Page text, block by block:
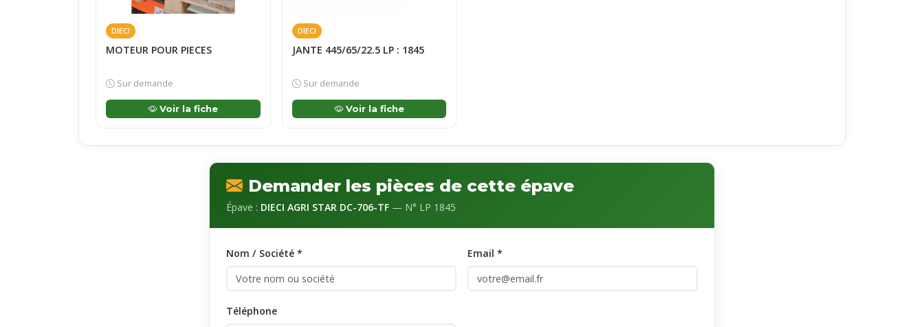
DIECI
MOTEUR POUR PIECES
Sur demande
Voir la fiche
DIECI
JANTE 445/65/22.5 LP : 1845
Sur demande
Voir la fiche
Demander les pièces de cette épave
Épave : DIECI AGRI STAR DC-706-TF — N° LP 1845
Nom / Société * Email *
Téléphone